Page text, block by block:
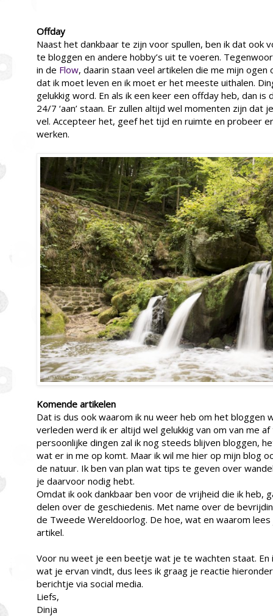
Offday
Naast het dankbaar te zijn voor spullen, ben ik dat ook
te bloggen en andere hobby’s uit te voeren.
in de Flow, daarin staan veel artikelen die me mijn ogen
dat ik moet leven en ik moet er het meeste uithalen.
gelukkig word. En als ik een keer een offday heb, dan is
24/7 ‘aan’ staan. Er zullen altijd wel momenten zijn dat
vel. Accepteer het, geef het tijd en ruimte en probeer
werken.
Komende artikelen
Dat is dus ook waarom ik nu weer heb om het bloggen
verleden werd ik er altijd wel gelukkig van om van me
persoonlijke dingen zal ik nog steeds blijven bloggen,
wat er in me op komt. Maar ik wil me hier op mijn blog
de natuur. Ik ben van plan wat tips te geven over
je daarvoor nodig hebt.
Omdat ik ook dankbaar ben voor de vrijheid die ik heb,
delen over de geschiedenis. Met name over de
de Tweede Wereldoorlog. De hoe, wat en waarom
artikel.
Voor nu weet je een beetje wat je te wachten staat. En
wat je ervan vindt, dus lees ik graag je reactie
berichtje via social media.
Liefs,
Dinja